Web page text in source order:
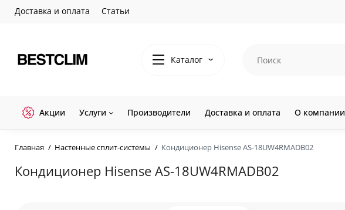
Доставка и оплата Статьи
Каталог
Акции Услуги Производители Доставка и оплата О компании
Главная Настенные сплит-системы Кондиционер Hisense AS-18UW4RMADB02
Кондиционер Hisense AS-18UW4RMADB02